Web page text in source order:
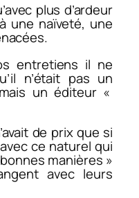
plus d’ardeur
une naïveté, une
entretiens il ne
n’était pas un
un éditeur «
de prix que si
ce naturel qui
manières »
avec leurs